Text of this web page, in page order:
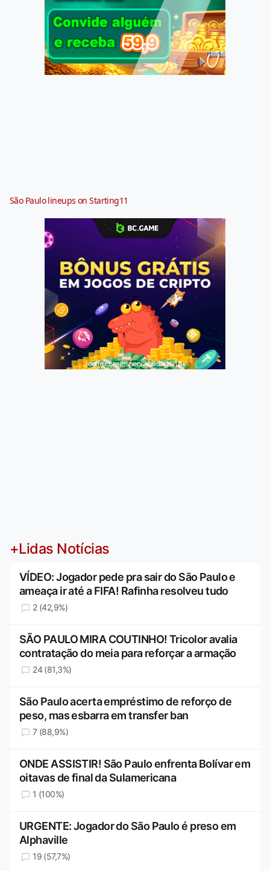
São Paulo lineups on Starting11
Jogue com responsabilidade. 18+
+Lidas Notícias
VÍDEO: Jogador pede pra sair do São Paulo e
ameaça ir até a FIFA! Rafinha resolveu tudo
2 (42,9%)
SÃO PAULO MIRA COUTINHO! Tricolor avalia
contratação do meia para reforçar a armação
24 (81,3%)
São Paulo acerta empréstimo de reforço de
peso, mas esbarra em transfer ban
7 (88,9%)
ONDE ASSISTIR! São Paulo enfrenta Bolívar em
oitavas de final da Sulamericana
1 (100%)
URGENTE: Jogador do São Paulo é preso em
Alphaville
19 (57,7%)